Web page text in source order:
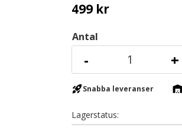
499kr
Antal
+
-
rocket_launchSnabba leveranser
Lagerstatus